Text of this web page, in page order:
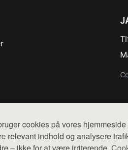
cookies på vores
relevant indhold og analysere
webshops. Der sælges ikke varer